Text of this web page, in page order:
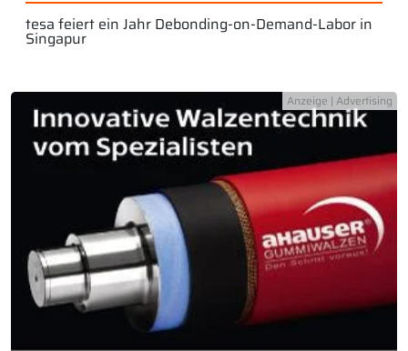
tesa feiert ein Jahr Debonding-on-Demand-Labor in
Singapur